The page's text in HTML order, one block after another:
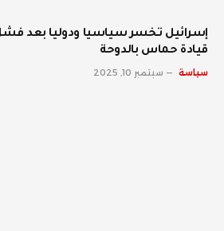
إسرائيل تخسر سياسيا ودوليا بعد
قيادة حماس بالدوحة
سياسة سبتمبر 10, 2025